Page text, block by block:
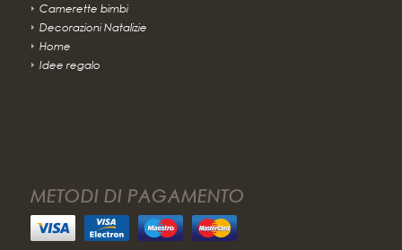
Camerette bimbi
Decorazioni Natalizie
Home
Idee regalo
METODI DI PAGAMENTO